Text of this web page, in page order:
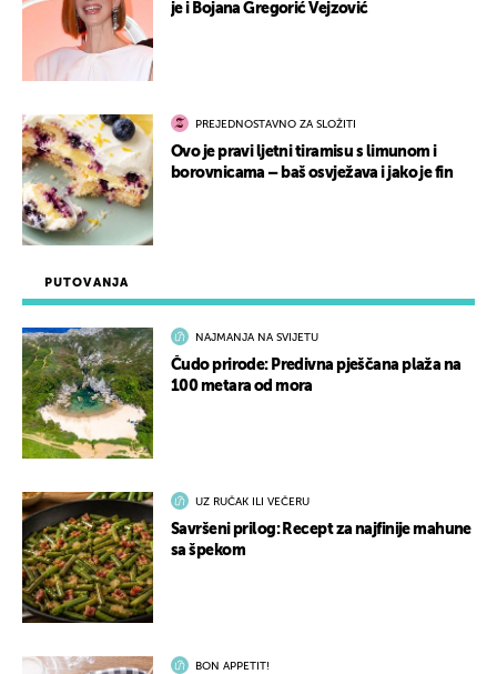
PUTOVANJA
NAJMANJA NA SVIJETU
Čudo prirode: Predivna pješčana plaža na
100 metara od mora
UZ RUČAK ILI VEČERU
Savršeni prilog: Recept za najfinije mahune
sa špekom
BON APPETIT!
je i Bojana Gregorić Vejzović
PREJEDNOSTAVNO ZA SLOŽITI
Ovo je pravi ljetni tiramisu s limunom i
borovnicama – baš osvježava i jako je fin